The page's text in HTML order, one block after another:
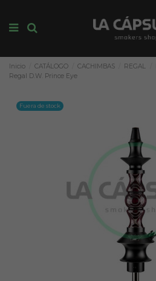
Inicio CATÁLOGO CACHIMBAS REGAL
Regal D.W. Prince Eye
Fuera de stock